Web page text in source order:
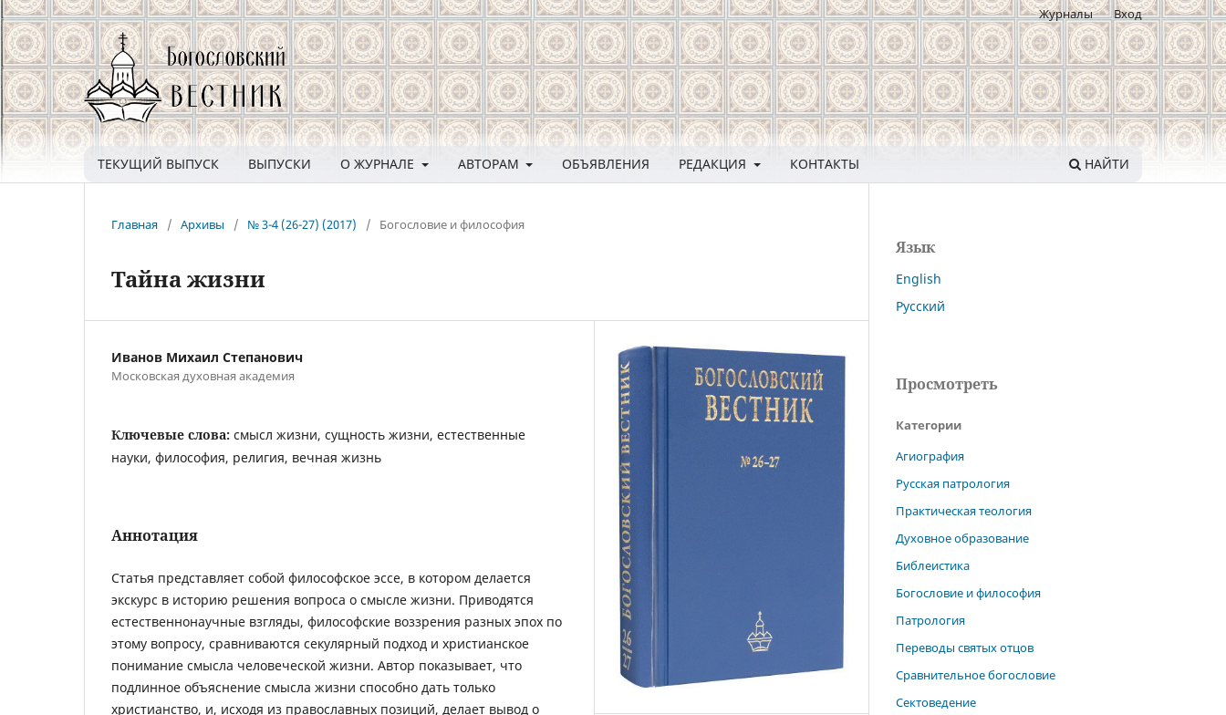
ТЕКУЩИЙ ВЫПУСК ВЫПУСКИ О ЖУРНАЛЕ АВТОРАМ ОБЪЯВЛЕНИЯ РЕДАКЦИЯ КОНТАКТЫ НАЙТИ
Журналы Вход
Главная / Архивы / № 3-4 (26-27) (2017) / Богословие и философия
Тайна жизни
Иванов Михаил Степанович
Московская духовная академия
Ключевые слова: смысл жизни, сущность жизни, естественные
науки, философия, религия, вечная жизнь
Аннотация
Статья представляет собой философское эссе, в котором делается
экскурс в историю решения вопроса о смысле жизни. Приводятся
естественнонаучные взгляды, философские воззрения разных эпох по
этому вопросу, сравниваются секулярный подход и христианское
понимание смысла человеческой жизни. Автор показывает, что
подлинное объяснение смысла жизни способно дать только
христианство, и, исходя из православных позиций, делает вывод о
Язык
English
Русский
Просмотреть
Категории
Агиография
Русская патрология
Практическая теология
Духовное образование
Библеистика
Богословие и философия
Патрология
Переводы святых отцов
Сравнительное богословие
Сектоведение